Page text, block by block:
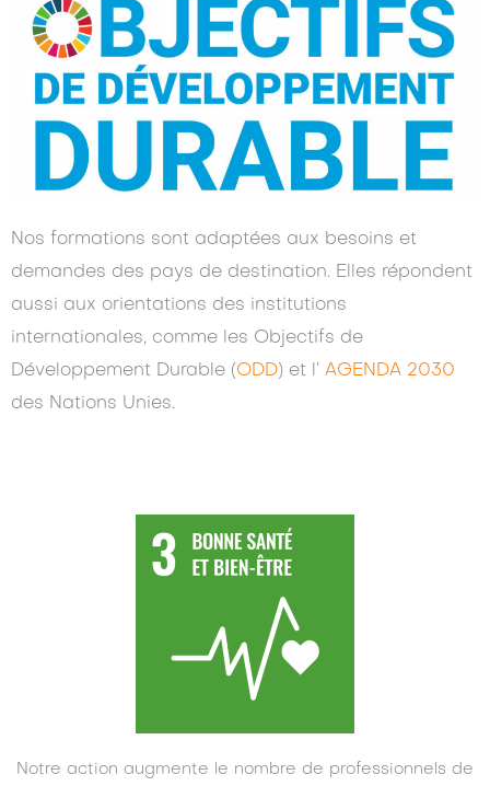
Nos formations sont adaptées aux besoins et
demandes des pays de destination. Elles répondent
aussi aux orientations des institutions
internationales, comme les Objectifs de
Développement Durable (ODD) et l’ AGENDA 2030
des Nations Unies.
Notre action augmente le nombre de professionnels de